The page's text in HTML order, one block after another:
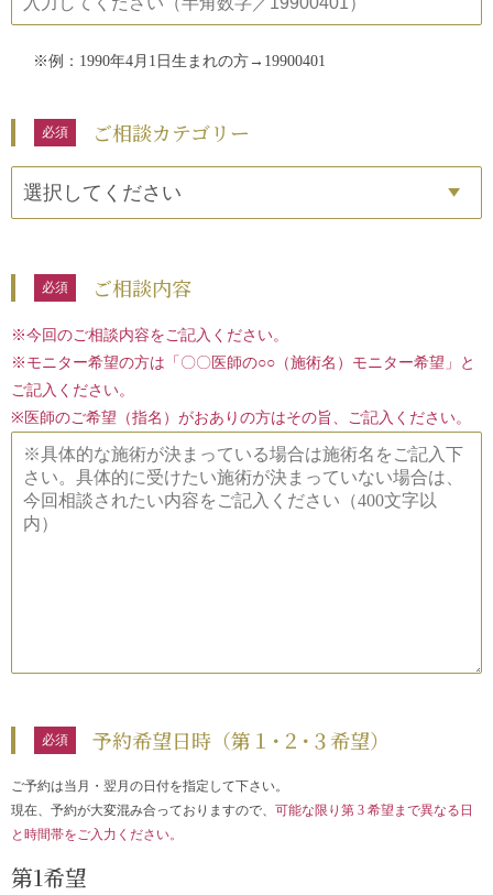
※例：1990年4月1日生まれの方→19900401
ご相談カテゴリー
選択してください
ご相談内容
※今回のご相談内容をご記入ください。
※モニター希望の方は「〇〇医師の○○（施術名）モニター希望」と
ご記入ください。
※医師のご希望（指名）がおありの方はその旨、ご記入ください。
予約希望日時（第１･２･３希望）
ご予約は当月・翌月の日付を指定して下さい。
現在、予約が大変混み合っておりますので、 可能な限り第 3 希望まで異なる日
と時間帯をご入力ください。
第1希望